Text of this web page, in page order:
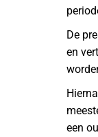
De
en
een